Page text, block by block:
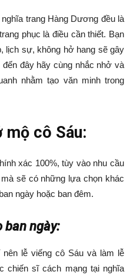
trang Hàng Dương đều là
phục là điều cần thiết. Bạn
lịch sự, không hở hang sẽ gây
đây hãy cùng nhắc nhở và
nhằm tạo văn minh trong
mộ cô Sáu:
xác 100%, tùy vào nhu cầu
sẽ có những lựa chọn khác
ngày hoặc ban đêm.
ban ngày:
lễ viếng cô Sáu và làm lễ
chiến sĩ cách mạng tại nghĩa